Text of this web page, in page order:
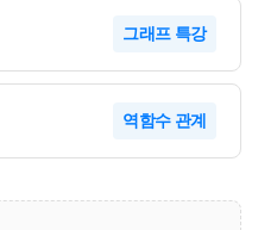
그래프 특강
역함수 관계